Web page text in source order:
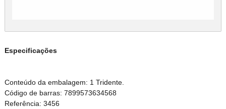
Especificações
Conteúdo da embalagem: 1 Tridente.
Código de barras: 7899573634568
Referência: 3456